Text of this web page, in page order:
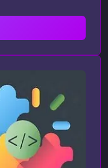
только то, что
и
успешно
которые